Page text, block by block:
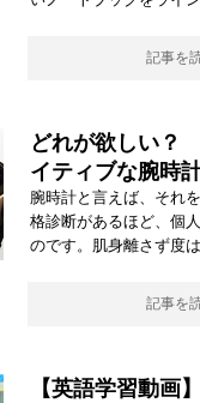
記事を
どれが欲しい？
イティブな腕時
腕時計と言えば、それ
格診断があるほど、個
のです。肌身離さず度
記事を
【英語学習動画